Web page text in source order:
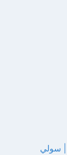
| سولي